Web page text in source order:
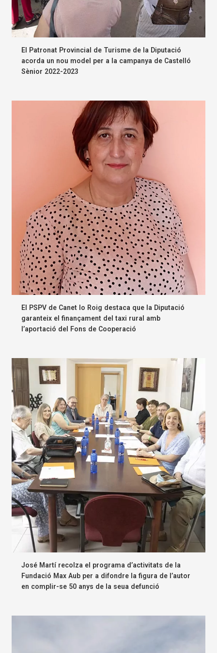
El Patronat Provincial de Turisme de la Diputació
acorda un nou model per a la campanya de Castelló
Sènior 2022-2023
El PSPV de Canet lo Roig destaca que la Diputació
garanteix el finançament del taxi rural amb
l’aportació del Fons de Cooperació
José Martí recolza el programa d’activitats de la
Fundació Max Aub per a difondre la figura de l’autor
en complir-se 50 anys de la seua defunció